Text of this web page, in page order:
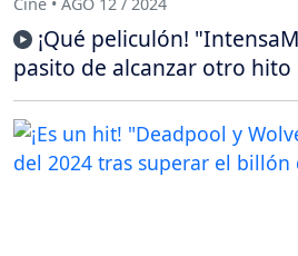
¡Qué peliculón!
pasito de alcanzar otro hito